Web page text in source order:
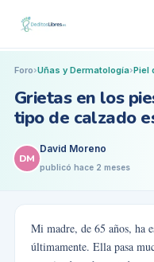
Foro›Uñas y Dermatología›Piel
Grietas en los
tipo de calzado
DM
David Moreno
publicó hace 2 meses
Mi madre, de 65 años, ha
últimamente. Ella pasa